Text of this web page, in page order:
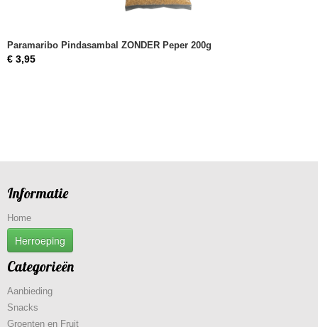
Paramaribo Pindasambal ZONDER Peper 200g
€ 3,95
Informatie
Home
Herroeping
Categorieën
Aanbieding
Snacks
Groenten en Fruit